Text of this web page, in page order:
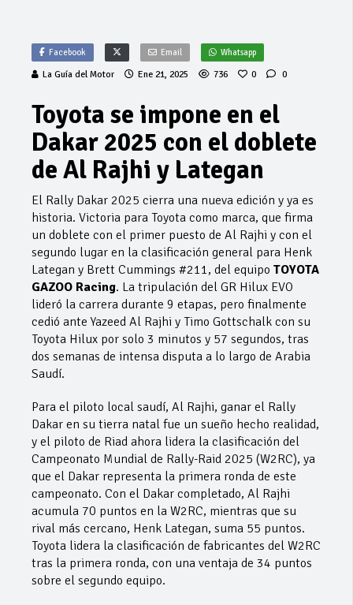
Facebook Email Whatsapp
La Guía del Motor Ene 21, 2025 736 0 0
Toyota se impone en el
Dakar 2025 con el doblete
de Al Rajhi y Lategan
El Rally Dakar 2025 cierra una nueva edición y ya es
historia. Victoria para Toyota como marca, que firma
un doblete con el primer puesto de Al Rajhi y con el
segundo lugar en la clasificación general para Henk
Lategan y Brett Cummings #211, del equipo TOYOTA
GAZOO Racing. La tripulación del GR Hilux EVO
lideró la carrera durante 9 etapas, pero finalmente
cedió ante Yazeed Al Rajhi y Timo Gottschalk con su
Toyota Hilux por solo 3 minutos y 57 segundos, tras
dos semanas de intensa disputa a lo largo de Arabia
Saudí.
Para el piloto local saudí, Al Rajhi, ganar el Rally
Dakar en su tierra natal fue un sueño hecho realidad,
y el piloto de Riad ahora lidera la clasificación del
Campeonato Mundial de Rally-Raid 2025 (W2RC), ya
que el Dakar representa la primera ronda de este
campeonato. Con el Dakar completado, Al Rajhi
acumula 70 puntos en la W2RC, mientras que su
rival más cercano, Henk Lategan, suma 55 puntos.
Toyota lidera la clasificación de fabricantes del W2RC
tras la primera ronda, con una ventaja de 34 puntos
sobre el segundo equipo.